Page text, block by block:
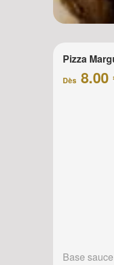
Pizza
Dès 8.00
Base